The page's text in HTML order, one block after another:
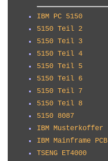
IBM PC 5150
5150 Teil 2
5150 Teil 3
5150 Teil 4
5150 Teil 5
5150 Teil 6
5150 Teil 7
5150 Teil 8
5150 8087
IBM Musterkoffer
IBM Mainframe PCB
TSENG ET4000